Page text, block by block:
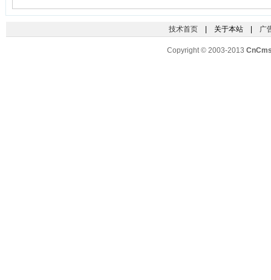
技术首页| 关于本站 | 广
Copyright © 2003-2013